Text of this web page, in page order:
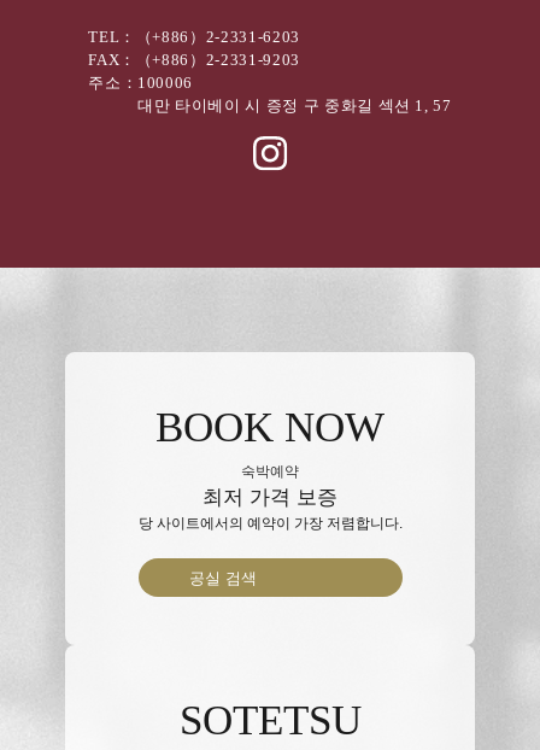
TEL：
（+886）2-2331-6203
FAX：
（+886）2-2331-9203
주소： 100006
대만 타이베이 시 증정 구 중화길 섹션 1, 57
BOOK NOW
숙박예약
최저 가격 보증
당 사이트에서의 예약이 가장 저렴합니다.
공실 검색
SOTETSU